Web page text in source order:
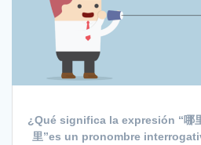
¿Qué significa la expresión “哪
里”es un pronombre